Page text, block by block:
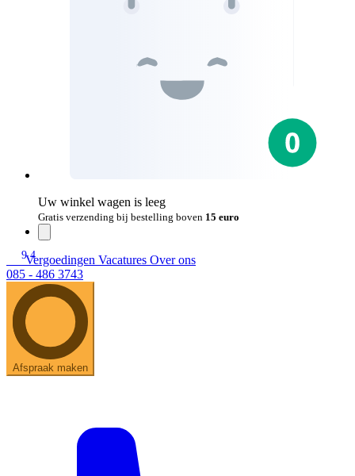
Uw winkel wagen is leeg
Gratis verzending bij bestelling boven 15 euro
9.4
Vergoedingen Vacatures Over ons
085 - 486 3743
Afspraak maken